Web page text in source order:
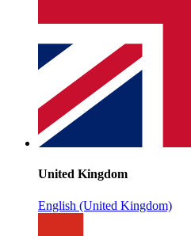
United Kingdom
English (United Kingdom)